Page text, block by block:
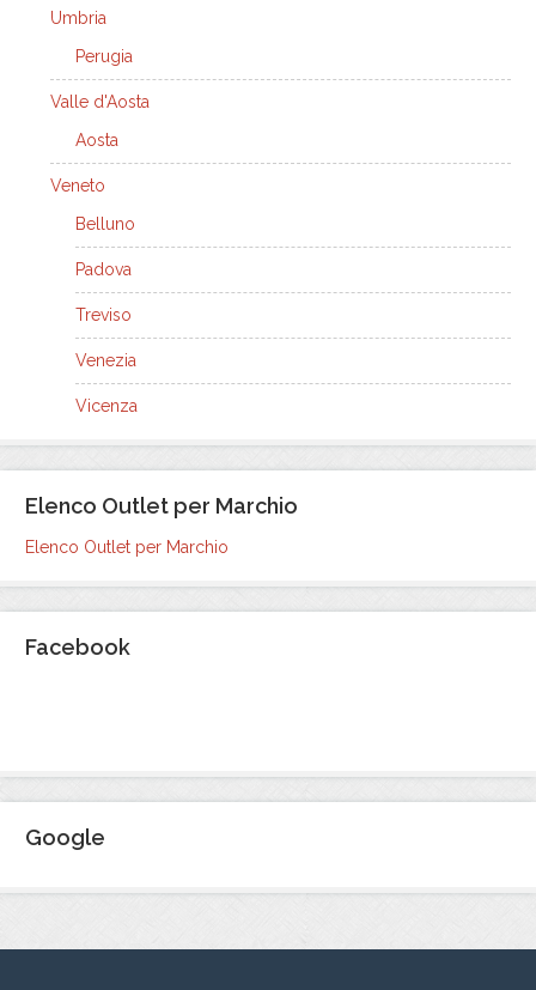
Umbria
Perugia
Valle d'Aosta
Aosta
Veneto
Belluno
Padova
Treviso
Venezia
Vicenza
Elenco Outlet per Marchio
Elenco Outlet per Marchio
Facebook
Google